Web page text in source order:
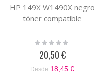
HP 149X W1490X negro
tóner compatible
Rating:
20,50 €
Desde 18,45 €